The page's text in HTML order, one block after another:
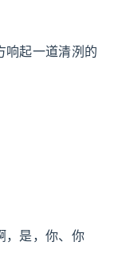
响起一道清洌的
，是，你、你